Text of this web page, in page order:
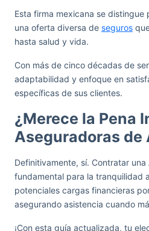
Esta firma mexicana se distingue
una oferta diversa de seguros
hasta salud y vida.
Con más de cinco décadas de
adaptabilidad y enfoque en
específicas de sus clientes.
¿Merece la Pena
Aseguradoras de
Definitivamente, sí. Contratar
fundamental para la tranquilidad
potenciales cargas financieras
asegurando asistencia cuando
¡Con esta guía actualizada, tu